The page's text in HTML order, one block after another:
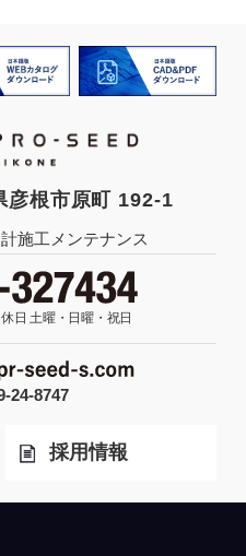
彦根市原町 192-1
施工メンテナンス
日 土曜・日曜・祝日
24-8747
採用情報